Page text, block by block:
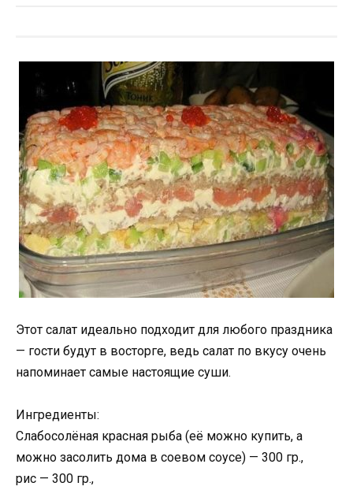
Этот салат идеально подходит для любого праздника
— гости будут в восторге, ведь салат по вкусу очень
напоминает самые настоящие суши.
Ингредиенты:
Слабосолёная красная рыба (её можно купить, а
можно засолить дома в соевом соусе) — 300 гр.,
рис — 300 гр.,